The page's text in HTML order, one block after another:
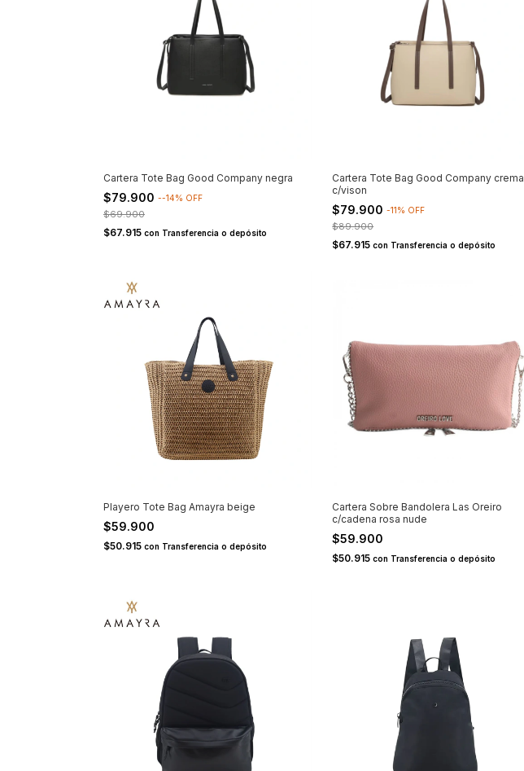
Cartera Tote Bag Good Company negra
$79.900 --14% OFF
$69.900
$67.915 con Transferencia o depósito
Cartera Tote Bag Good Company crema
c/vison
$79.900-11% OFF
$89.900
$67.915con Transferencia o depósito
Playero Tote Bag Amayra beige
$59.900
$50.915 con Transferencia o depósito
Cartera Sobre Bandolera Las Oreiro
c/cadena rosa nude
$59.900
$50.915con Transferencia o depósito